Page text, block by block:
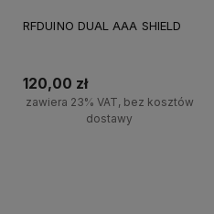
RFDUINO DUAL AAA SHIELD
120,00 zł
zawiera 23% VAT, bez kosztów
dostawy